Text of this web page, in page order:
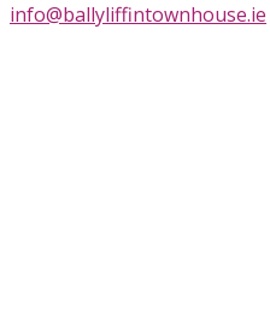
info@ballyliffintownhouse.ie